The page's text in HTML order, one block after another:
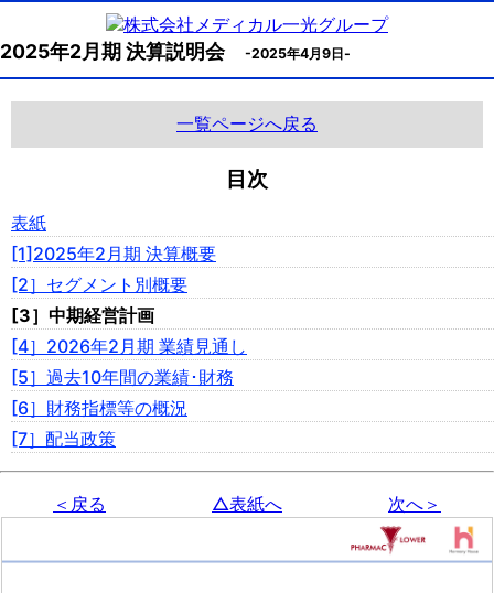
2025年2月期 決算説明会 -2025年4月9日-
一覧ページへ戻る
目次
表紙
[1]2025年2月期 決算概要
[2］セグメント別概要
[3］中期経営計画
[4］2026年2月期 業績見通し
[5］過去10年間の業績･財務
[6］財務指標等の概況
[7］配当政策
＜戻る △表紙へ 次へ＞